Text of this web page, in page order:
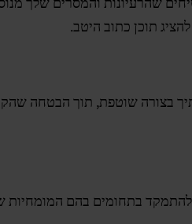
תוכן כתוב היטב.
בצורה שוטפת, תוך הבטחה
להתמקד בתחומים בהם